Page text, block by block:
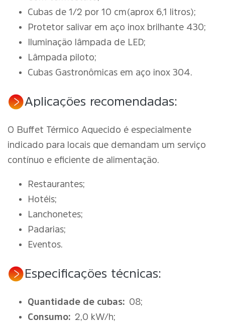
Cubas de 1/2 por 10 cm(aprox 6,1 litros);
Protetor salivar em aço inox brilhante 430;
Iluminação lâmpada de LED;
Lâmpada piloto;
Cubas Gastronômicas em aço inox 304.
Aplicações recomendadas:
O Buffet Térmico Aquecido é especialmente
indicado para locais que demandam um serviço
contínuo e eficiente de alimentação.
Restaurantes;
Hotéis;
Lanchonetes;
Padarias;
Eventos.
Especificações técnicas:
Quantidade de cubas: 08;
Consumo: 2,0 kW/h;